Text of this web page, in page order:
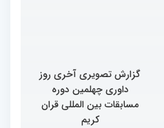
گزارش تصویری آخری روز
داوری چهلمین دوره
مسابقات بین المللی قران
کریم